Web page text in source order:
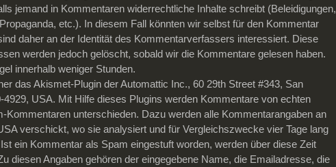
jemand in Kommentaren widerrechtliche Inhalte schreibt (Beleidigungen,
etc.). In diesem Fall könnten wir selbst für den Kommentar
daher an der Identität des Kommentarverfassers interessiert. Diese
werden jedoch gelöscht, sobald wir die Kommentare gelesen haben.
innerhalb weniger Stunden.
das Akismet-Plugin der Automattic Inc., 60 29th Street #343, San
4929, USA. Mit Hilfe dieses Plugins werden Kommentare von echten
Kommentaren unterschieden. Dazu werden alle Kommentarangaben an
verschickt, wo sie analysiert und für Vergleichszwecke vier Tage lang
ein Kommentar als Spam eingestuft worden, werden über diese Zeit
diesen Angaben gehören der eingegebene Name, die Emailadresse, die